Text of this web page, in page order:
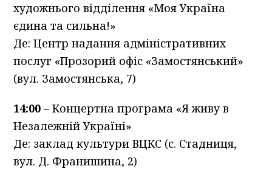
художнього відділення «Моя Україна
єдина та сильна!»
Де: Центр надання адміністративних
послуг «Прозорий офіс «Замостянський»
(вул. Замостянська, 7)
14:00– Концертна програма «Я живу в
Незалежній Україні»
Де: заклад культури ВЦКС (с. Стадниця,
вул. Д. Франишина, 2)